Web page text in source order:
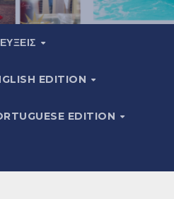
EDITION
EDITION